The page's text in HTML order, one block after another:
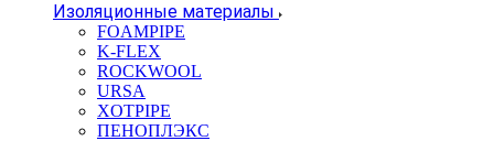
Изоляционные материалы
FOAMPIPE
K-FLEX
ROCKWOOL
URSA
XOTPIPE
ПЕНОПЛЭКС